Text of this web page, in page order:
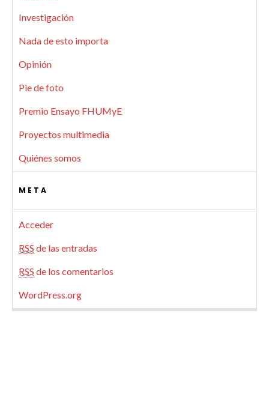
Investigación
Nada de esto importa
Opinión
Pie de foto
Premio Ensayo FHUMyE
Proyectos multimedia
Quiénes somos
META
Acceder
RSS de las entradas
RSS de los comentarios
WordPress.org